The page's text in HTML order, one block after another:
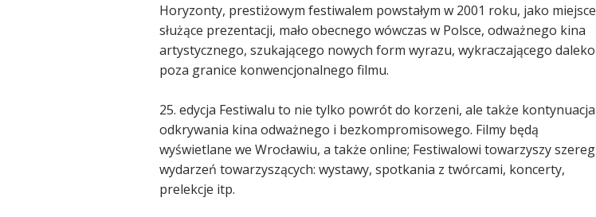
Horyzonty, prestiżowym festiwalem powstałym w 2001 roku, jako miejsce
służące prezentacji, mało obecnego wówczas w Polsce, odważnego kina
artystycznego, szukającego nowych form wyrazu, wykraczającego daleko
poza granice konwencjonalnego filmu.
25. edycja Festiwalu to nie tylko powrót do korzeni, ale także kontynuacja
odkrywania kina odważnego i bezkompromisowego. Filmy będą
wyświetlane we Wrocławiu, a także online; Festiwalowi towarzyszy szereg
wydarzeń towarzyszących: wystawy, spotkania z twórcami, koncerty,
prelekcje itp.